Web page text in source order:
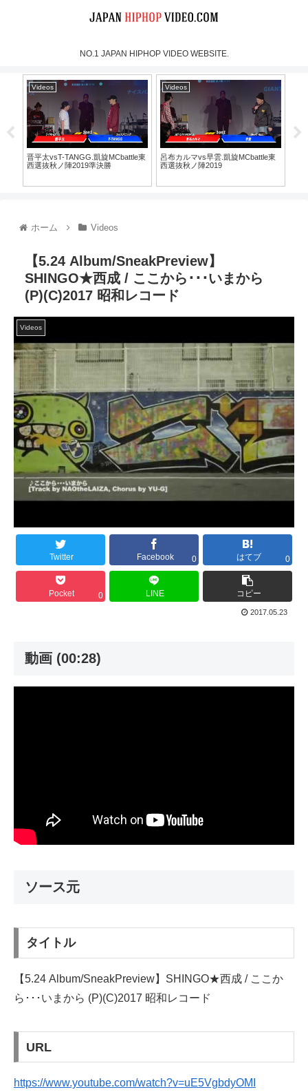
NO.1 JAPAN HIPHOP VIDEO WEBSITE.
Videos
晋平太vsT-TANGG.凱旋MCbattle東
西選抜秋ノ陣2019準決勝
Videos
呂布カルマvs早雲.凱旋MCbattle東
西選抜秋ノ陣2019
ホーム Videos
【5.24 Album/SneakPreview】
SHINGO★西成 / ここから･･･いまから
(P)(C)2017 昭和レコード
Videos
Twitter Facebook 0 はてブ 0
Pocket 0 LINE コピー
2017.05.23
動画 (00:28)
ソース元
タイトル
【5.24 Album/SneakPreview】SHINGO★西成 / ここか
ら･･･いまから (P)(C)2017 昭和レコード
URL
https://www.youtube.com/watch?v=uE5VgbdyOMI